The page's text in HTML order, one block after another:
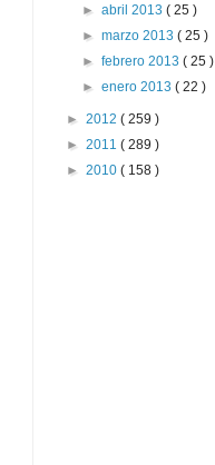
►abril 2013( 25 )
►marzo 2013( 25 )
►febrero 2013( 25 )
►enero 2013( 22 )
► 2012 ( 259 )
► 2011 ( 289 )
► 2010 ( 158 )